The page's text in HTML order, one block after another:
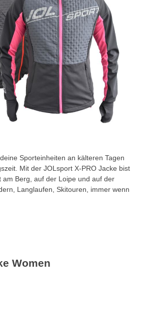
Women
Sporteinheiten an kälteren Tagen
Mit der JOLsport X-PRO Jacke bist
am Berg, auf der Loipe und auf der
Langlaufen, Skitouren, immer wenn